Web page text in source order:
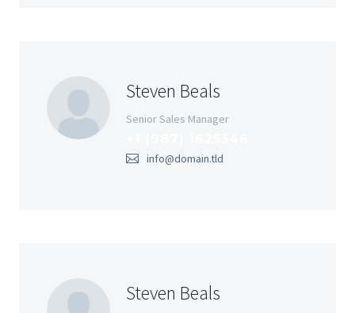
Steven Beals
Senior Sales Manager
info@domain.tld
Steven Beals